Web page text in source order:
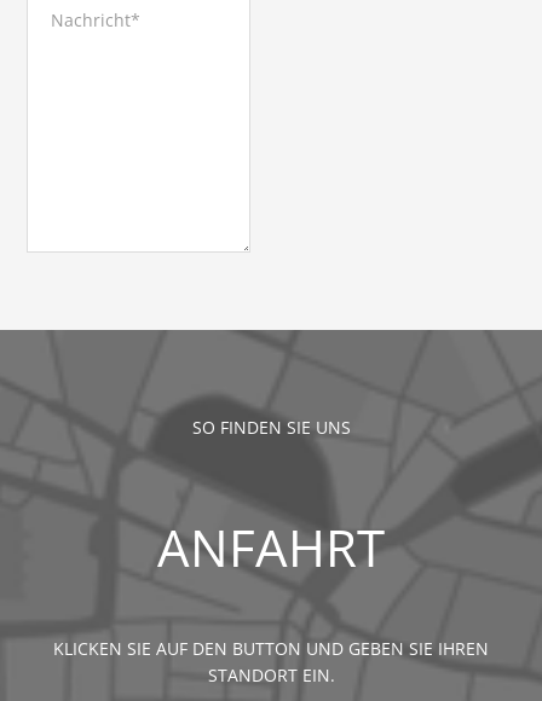
SO FINDEN SIE UNS
ANFAHRT
KLICKEN SIE AUF DEN BUTTON UND GEBEN SIE IHREN
STANDORT EIN.